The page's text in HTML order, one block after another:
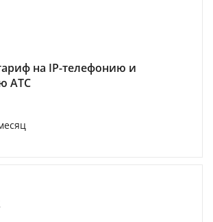
на IP-телефонию и
АТС